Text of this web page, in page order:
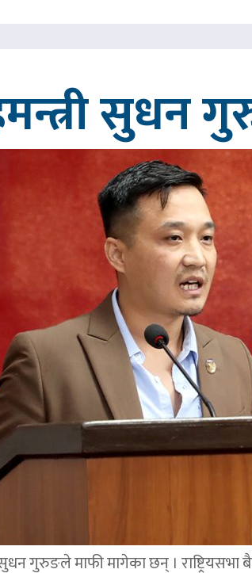
सुधन
गुरुङले माफी मागेका छन् ।